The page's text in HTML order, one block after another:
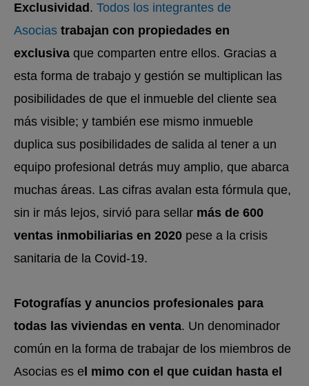
Exclusividad . Todos los integrantes de
Asocias trabajan con propiedades en
exclusiva que comparten entre ellos. Gracias a
esta forma de trabajo y gestión se multiplican las
posibilidades de que el inmueble del cliente sea
más visible; y también ese mismo inmueble
duplica sus posibilidades de salida al tener a un
equipo profesional detrás muy amplio, que abarca
muchas áreas. Las cifras avalan esta fórmula que,
sin ir más lejos, sirvió para sellar más de 600
ventas inmobiliarias en 2020 pese a la crisis
sanitaria de la Covid-19.
Fotografías y anuncios profesionales para
todas las viviendas en venta. Un denominador
común en la forma de trabajar de los miembros de
Asocias es el mimo con el que cuidan hasta el